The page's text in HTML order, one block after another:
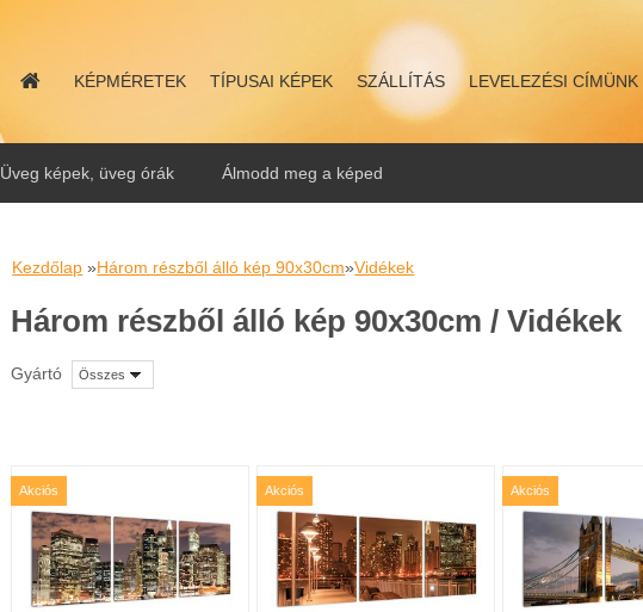
KÉPMÉRETEK TÍPUSAI KÉPEK SZÁLLÍTÁS LEVELEZÉSI CÍMÜNK
Üveg képek, üveg órák Álmodd meg a képed
Kezdőlap »Három részből álló kép 90x30cm»Vidékek
Három részből álló kép 90x30cm / Vidékek
Gyártó Összes
Akciós Akciós Akciós